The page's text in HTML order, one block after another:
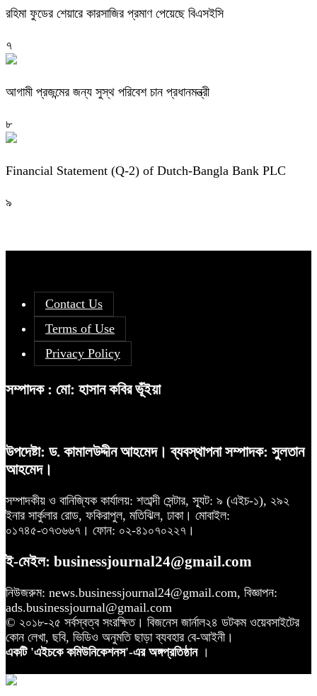
রহিমা ফুডের শেয়ারে কারসাজির প্রমাণ পেয়েছে বিএসইসি
৭
আগামী প্রজন্মের জন্য সুস্থ পরিবেশ চান প্রধানমন্ত্রী
৮
Financial Statement (Q-2) of Dutch-Bangla Bank PLC
৯
Contact Us
Terms of Use
Privacy Policy
সম্পাদক : মো: হাসান কবির ভূঁইয়া
উপদেষ্টা: ড. কামালউদ্দীন আহমেদ। ব্যবস্থাপনা সম্পাদক: সুলতান
আহমেদ।
সম্পাদকীয় ও বানিজ্যিক কার্যালয়: শতাব্দী সেন্টার, স্যূট: ৯ (এইচ-১), ২৯২
ইনার সার্কুলার রোড, ফকিরাপুল, মতিঝিল, ঢাকা। মোবাইল:
০১৭৪৫-৩৭৩৬৬৭। ফোন: ০২-৪১০৭০২২৭।
ই-মেইল: businessjournal24@gmail.com
নিউজরুম: news.businessjournal24@gmail.com, বিজ্ঞাপন:
ads.businessjournal@gmail.com
© ২০১৮-২৫ সর্বস্বত্ব সংরক্ষিত। বিজনেস জার্নাল২৪ ডটকম ওয়েবসাইটের
কোন লেখা, ছবি, ভিডিও অনুমতি ছাড়া ব্যবহার বে-আইনী।
একটি 'এইচকে কমিউনিকেশনস'-এর অঙ্গপ্রতিষ্ঠান ।